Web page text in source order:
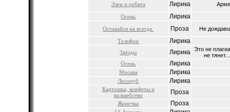
Элен и ребята Лирика
Осень
Лирика
Оставайся на всегда. Проза
Не
Телефон
Лирика
Звёзды Лирика
Это не
не
Осень
Лирика
Москва Лирика
Лесоруб Лирика
Картошка, конфеты и
волшебство
Проза
Женечка Проза